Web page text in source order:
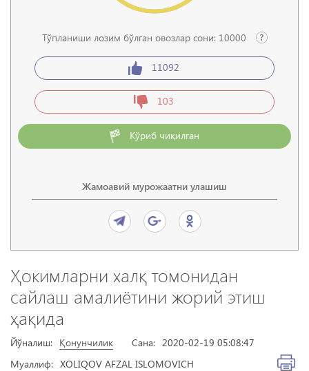
Тўпланиши лозим бўлган овозлар сони: 10000
11092
103
Кўриб чиқилган
Жамоавий мурожаатни улашиш
Ҳокимларни халқ томонидан
сайлаш амалиётини жорий этиш
ҳақида
Йўналиш: Қонунчилик Сана: 2020-02-19 05:08:47
Муаллиф: XOLIQOV AFZAL ISLOMOVICH